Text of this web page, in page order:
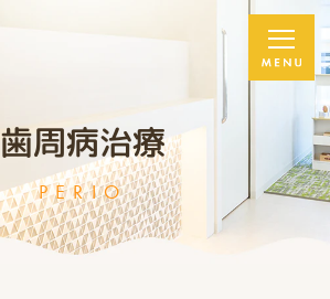
歯周病治療
PERIO
スマホで簡単
LINE予約